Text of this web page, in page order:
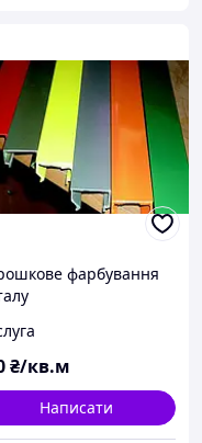
фарбування
₴/кв.м
Написати